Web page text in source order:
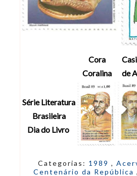
Cora
Coralina
de
Série Literatura
Brasileira
Dia do Livro
Categorias: 1989 ,
Centenário da República ,